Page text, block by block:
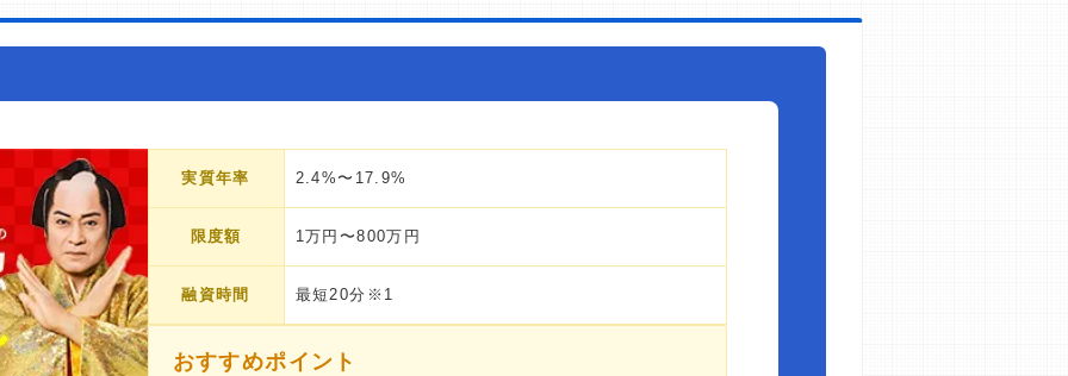
実質年率 2.4%〜17.9%
限度額 1万円〜800万円
融資時間 最短20分※1
おすすめポイント